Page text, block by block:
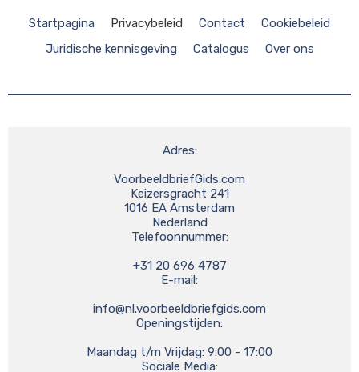
Startpagina Privacybeleid Contact
Cookiebeleid
Juridische kennisgeving
Catalogus Over ons
Adres:
VoorbeeldbriefGids.com
Keizersgracht 241
1016 EA Amsterdam
Nederland
Telefoonnummer:
+31 20 696 4787
E-mail:
info@nl.voorbeeldbriefgids.com
Openingstijden:
Maandag t/m Vrijdag: 9:00 - 17:00
Sociale Media: